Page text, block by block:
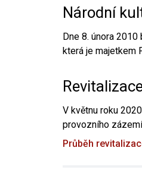
Národní
Dne 8. února
která je majetkem
V květnu roku
provozního
Průběh